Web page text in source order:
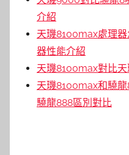
介紹
天璣8100max處理
器性能介紹
天璣8100max對比
天璣8100max和驍
驍龍888區別對比